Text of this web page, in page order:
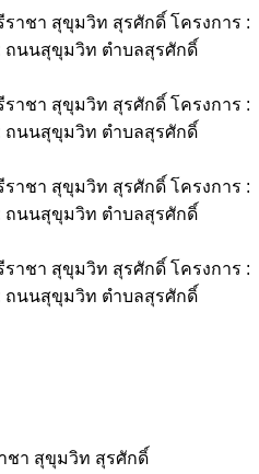
ชา สุขุมวิท สุรศักดิ์